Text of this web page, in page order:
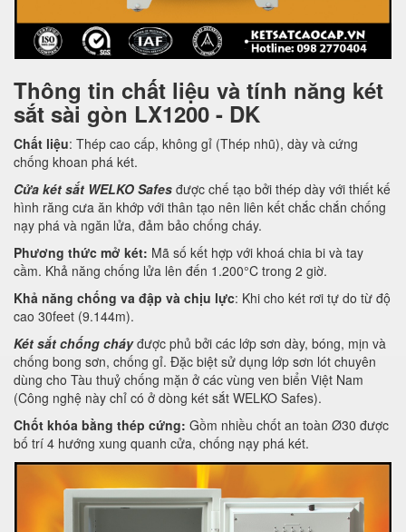
Thông tin chất liệu và tính năng két
sắt sài gòn LX1200 - DK
Chất liệu: Thép cao cấp, không gỉ (Thép nhũ), dày và cứng
chống khoan phá két.
Cửa két sắt WELKO Safes được chế tạo bởi thép dày với thiết kế
hình răng cưa ăn khớp với thân tạo nên liên kết chắc chắn chống
nạy phá và ngăn lửa, đảm bảo chống cháy.
Phương thức mở két: Mã số kết hợp với khoá chia bi và tay
cầm. Khả năng chống lửa lên đến 1.200°C trong 2 giờ.
Khả năng chống va đập và chịu lực: Khi cho két rơi tự do từ độ
cao 30feet (9.144m).
Két sắt chống cháyđược phủ bởi các lớp sơn dày, bóng, mịn và
chống bong sơn, chống gỉ. Đặc biệt sử dụng lớp sơn lót chuyên
dùng cho Tàu thuỷ chống mặn ở các vùng ven biển Việt Nam
(Công nghệ này chỉ có ở dòng két sắt WELKO Safes).
Chốt khóa bằng thép cứng: Gồm nhiều chốt an toàn Ø30 được
bố trí 4 hướng xung quanh cửa, chống nạy phá két.